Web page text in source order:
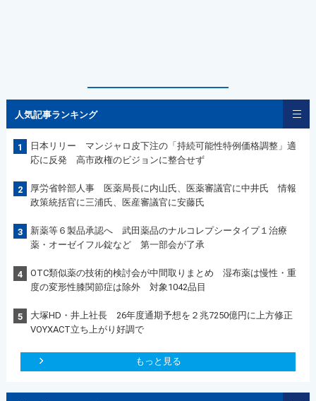
人気記事ランキング
1
日本リリー マンジャロ皮下注の「持続可能性特例価格調整」適
応に反発 高市政権のビジョンに整合せず
2
厚労省幹部人事 医薬局長に内山氏、医薬審議官に中井氏 情報
政策統括官に三浦氏、医産審議官に安藤氏
3
新薬等６製品承認へ 武田薬品のナルコレプシータイプ１治療
薬・オーゼイフル錠など 第一部会が了承
4
OTC類似薬の技術的検討会が中間取りまとめ 湿布薬は慢性・重
度の変形性膝関節症は除外 対象1042品目
5
大塚HD・井上社長 26年度通期予想を２兆7250億円に上方修正
VOYXACT立ち上がり好調で
もっと見る